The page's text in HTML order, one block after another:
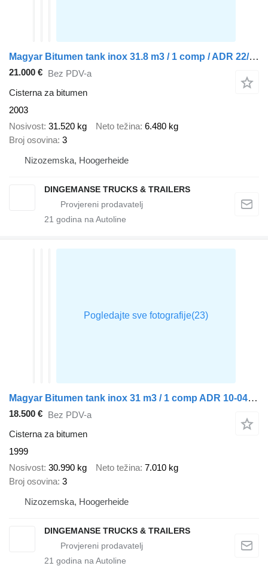
Magyar Bitumen tank inox 31.8 m3 / 1 comp / ADR 22/10/2024
21.000 € Bez PDV-a
Cisterna za bitumen
2003
Nosivost 31.520 kg Neto težina 6.480 kg
Broj osovina 3
Nizozemska, Hoogerheide
DINGEMANSE TRUCKS & TRAILERS
21 godina na Autoline
Magyar Bitumen tank inox 31 m3 / 1 comp ADR 10-04-2023
18.500 € Bez PDV-a
Cisterna za bitumen
1999
Nosivost 30.990 kg Neto težina 7.010 kg
Broj osovina 3
Nizozemska, Hoogerheide
DINGEMANSE TRUCKS & TRAILERS
21 godina na Autoline